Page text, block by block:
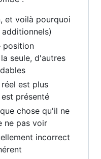
et voilà pourquoi
seule, d'autres
est plus
présenté
chose qu'il ne
ne pas voir
incorrect